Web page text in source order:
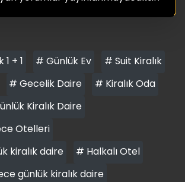
+ 1 # Günlük Ev
# Suit Kiralık
# Gecelik Daire
# Kiralık Oda
Kiralık Daire
Otelleri
kiralık daire
# Halkalı Otel
günlük kiralık daire